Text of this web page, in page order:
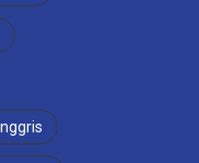
Inggris